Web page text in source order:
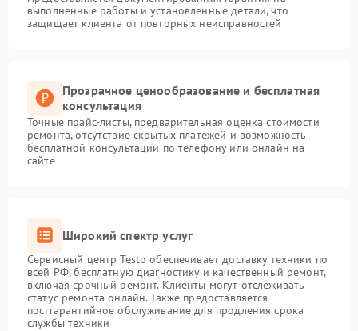
выполненные работы и установленные детали, что
защищает клиента от повторных неисправностей
Прозрачное ценообразование и бесплатная
консультация
Точные прайс-листы, предварительная оценка стоимости
ремонта, отсутствие скрытых платежей и возможность
бесплатной консультации по телефону или онлайн на
сайте
Широкий спектр услуг
Сервисный центр Testo обеспечивает доставку техники по
всей РФ, бесплатную диагностику и качественный ремонт,
включая срочный ремонт. Клиенты могут отслеживать
статус ремонта онлайн. Также предоставляется
постгарантийное обслуживание для продления срока
службы техники